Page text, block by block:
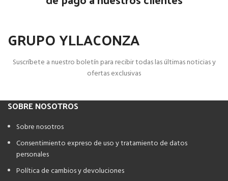
GRUPO YLLACONZA
Suscríbete a nuestro boletín para recibir todas las últimas noticias y
ofertas exclusivas
SOBRE NOSOTROS
Sobre nosotros
Consentimiento expreso de uso y tratamiento de datos
personales
Política de cambios y devoluciones